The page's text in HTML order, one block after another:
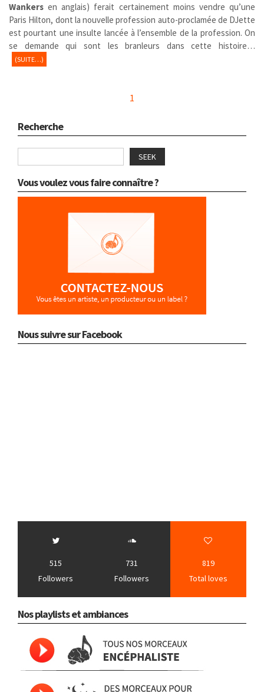
Wankers en anglais) ferait certainement moins vendre qu’une
Paris Hilton, dont la nouvelle profession auto-proclamée de DJette
est pourtant une insulte lancée à l’ensemble de la profession. On
se demande qui sont les branleurs dans cette histoire…
(SUITE…)
1
Recherche
SEEK
Vous voulez vous faire connaître ?
Nous suivre sur Facebook
515
Followers
731
Followers
819
Total loves
Nos playlists et ambiances